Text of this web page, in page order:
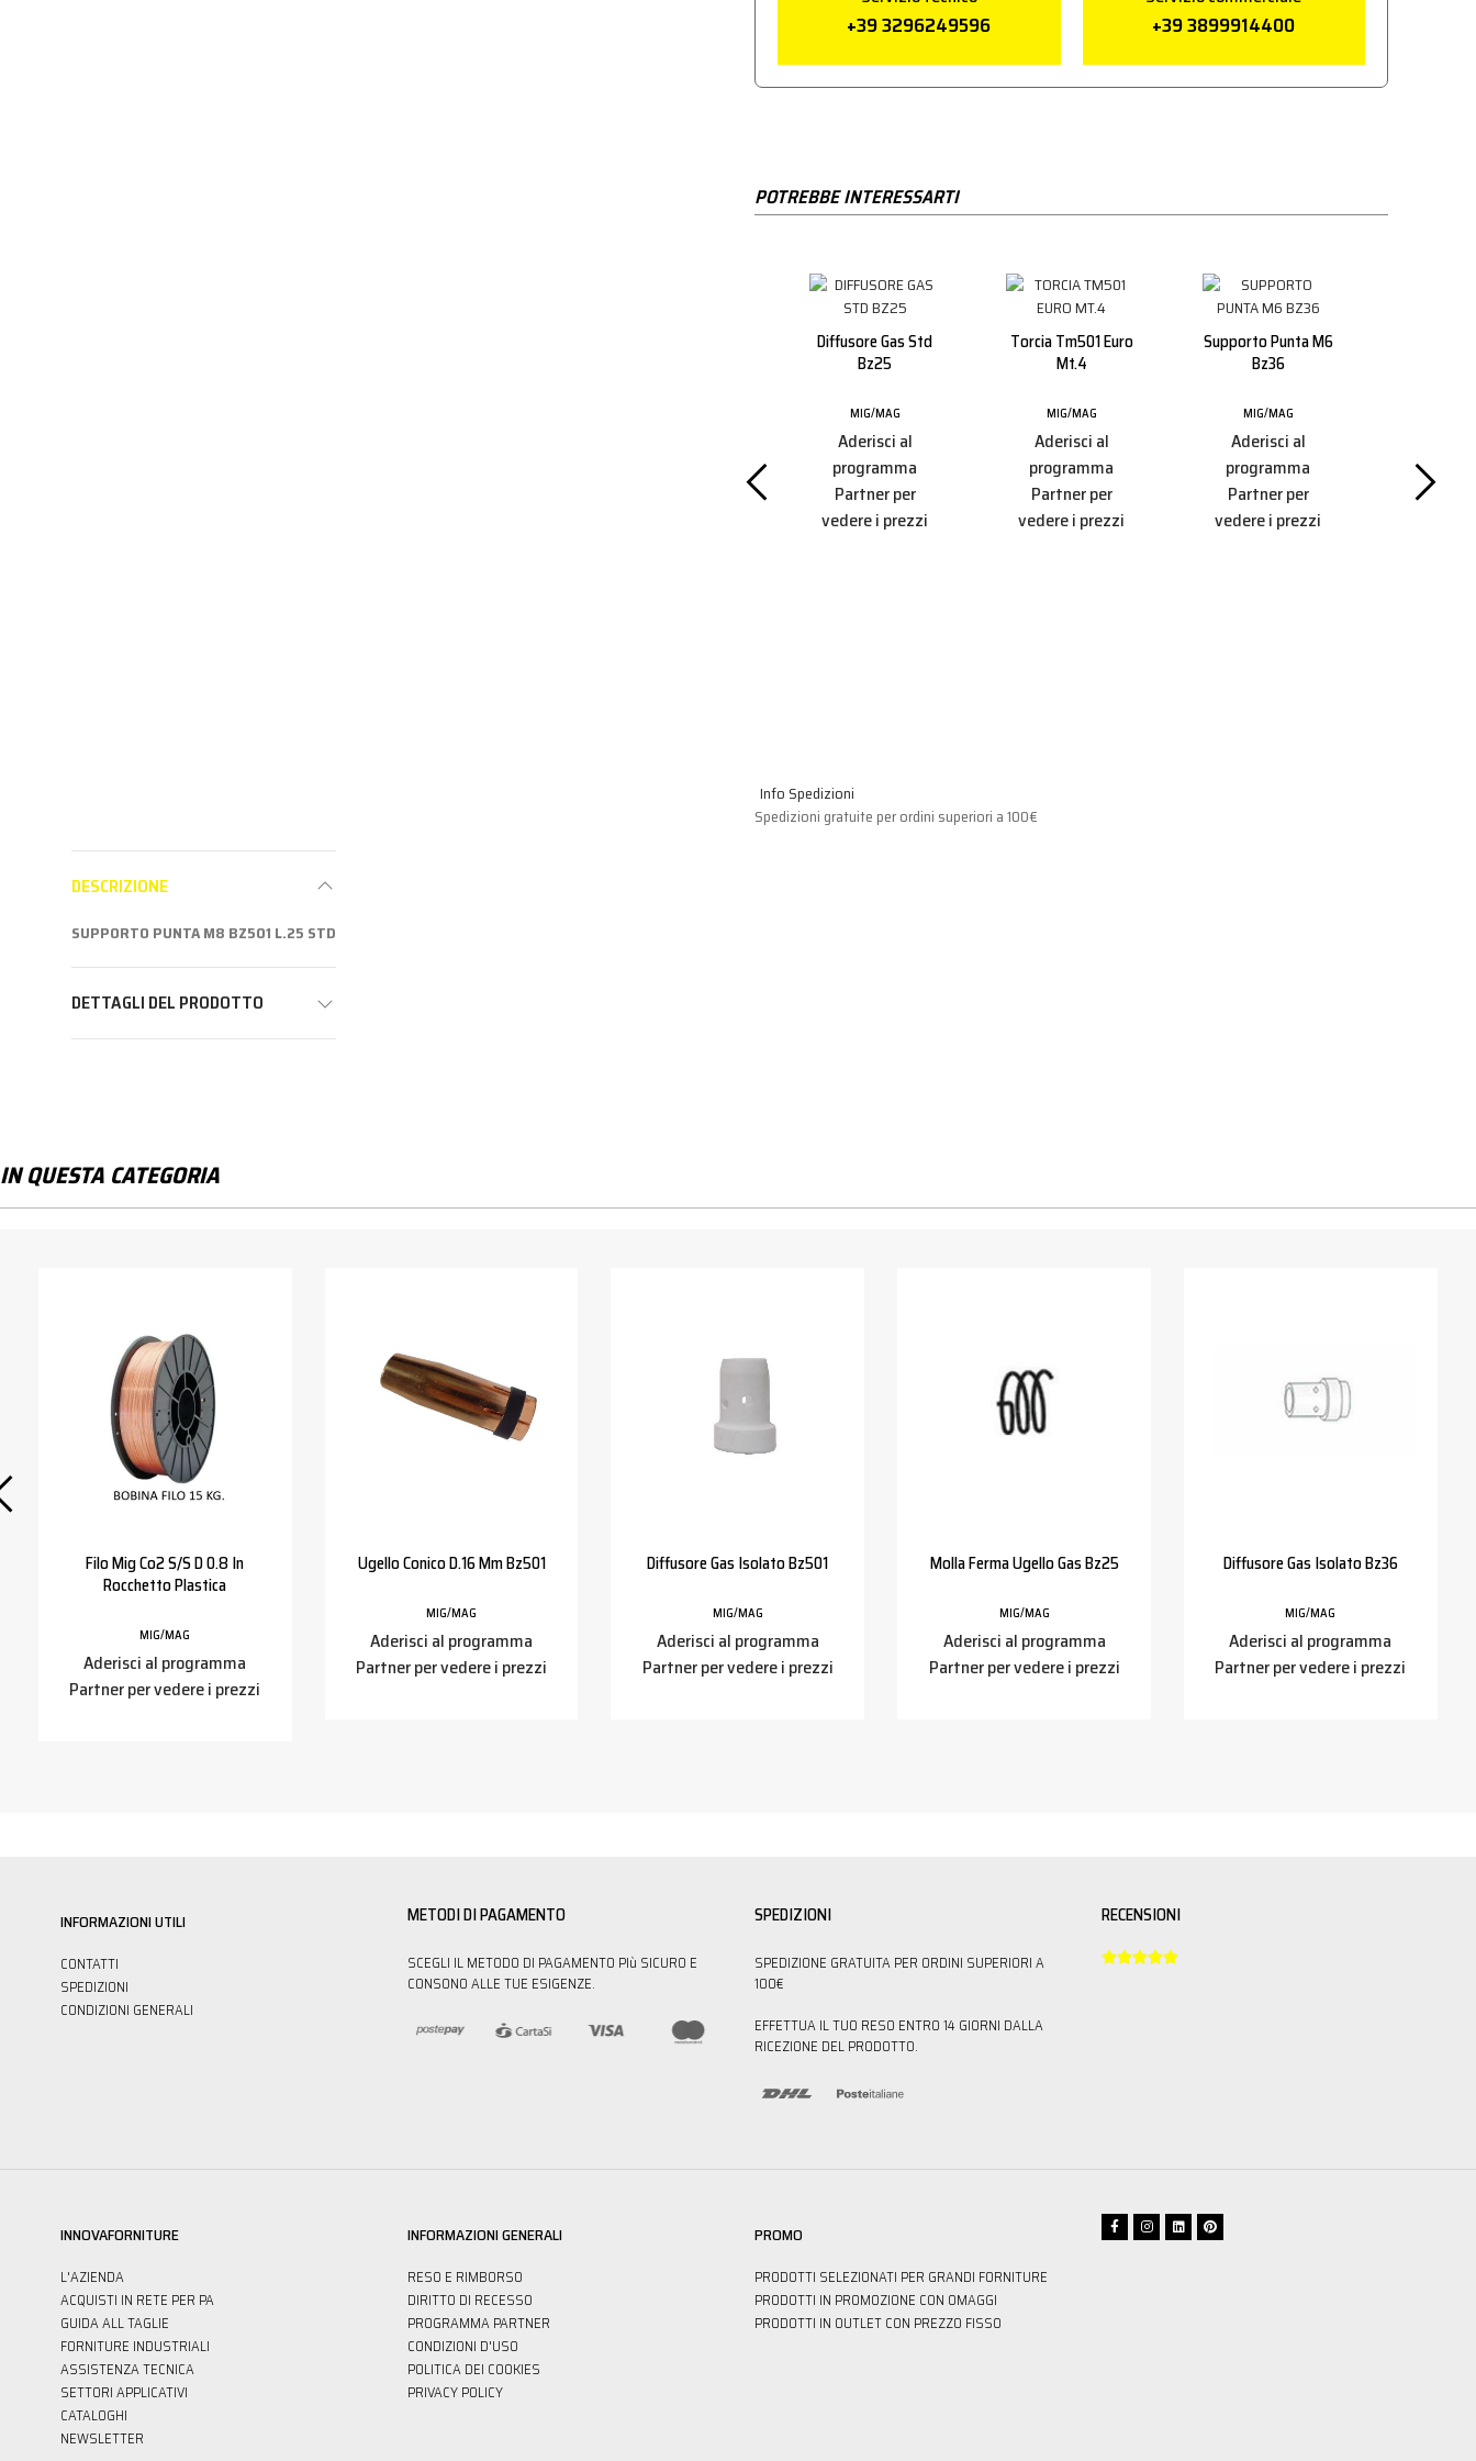
+39 3296249596 +39 3899914400
POTREBBE INTERESSARTI
Diffusore Gas Std
Bz25
MIG/MAG
Aderisci al
programma
Partner per
vedere i prezzi
Torcia Tm501 Euro
Mt.4
MIG/MAG
Aderisci al
programma
Partner per
vedere i prezzi
Supporto Punta M6
Bz36
MIG/MAG
Aderisci al
programma
Partner per
vedere i prezzi
Ugello
Conico
Info Spedizioni
Spedizioni gratuite per ordini superiori a 100€
DESCRIZIONE
SUPPORTO PUNTA M8 BZ501 L.25 STD
DETTAGLI DEL PRODOTTO
IN QUESTA CATEGORIA
Filo Mig Co2 S/s D 0.8 In
Rocchetto Plastica
MIG/MAG
Aderisci al programma
Partner per vedere i prezzi
Ugello Conico D.16 Mm Bz501
MIG/MAG
Aderisci al programma
Partner per vedere i prezzi
Diffusore Gas Isolato Bz501
MIG/MAG
Aderisci al programma
Partner per vedere i prezzi
Molla Ferma Ugello Gas Bz25
MIG/MAG
Aderisci al programma
Partner per vedere i prezzi
Diffusore Gas Isolato Bz36
MIG/MAG
Aderisci al programma
Partner per vedere i prezzi
INFORMAZIONI UTILI
CONTATTI
SPEDIZIONI
CONDIZIONI GENERALI
METODI DI PAGAMENTO
SCEGLI IL METODO DI PAGAMENTO PIù SICURO E
CONSONO ALLE TUE ESIGENZE.
SPEDIZIONI
SPEDIZIONE GRATUITA PER ORDINI SUPERIORI A
100€
EFFETTUA IL TUO RESO ENTRO 14 GIORNI DALLA
RICEZIONE DEL PRODOTTO.
RECENSIONI

INNOVAFORNITURE
L'AZIENDA
ACQUISTI IN RETE PER PA
GUIDA ALL TAGLIE
FORNITURE INDUSTRIALI
ASSISTENZA TECNICA
SETTORI APPLICATIVI
CATALOGHI
NEWSLETTER
INFORMAZIONI GENERALI
RESO E RIMBORSO
DIRITTO DI RECESSO
PROGRAMMA PARTNER
CONDIZIONI D'USO
POLITICA DEI COOKIES
PRIVACY POLICY
PROMO
PRODOTTI SELEZIONATI PER GRANDI FORNITURE
PRODOTTI IN PROMOZIONE CON OMAGGI
PRODOTTI IN OUTLET CON PREZZO FISSO